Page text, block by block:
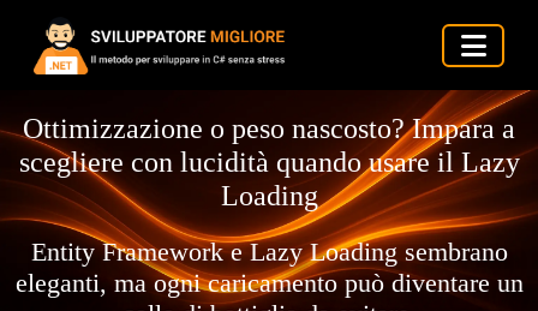
Ottimizzazione o peso nascosto? Impara a
scegliere con lucidità quando usare il Lazy
Loading
Entity Framework e Lazy Loading sembrano
eleganti, ma ogni caricamento può diventare un